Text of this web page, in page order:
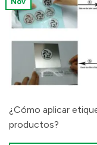
¿Cómo aplicar
productos?